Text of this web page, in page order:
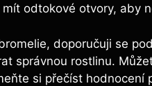
odtokové otvory, aby
doporučuji se
správnou rostlinu.
si přečíst hodnocení